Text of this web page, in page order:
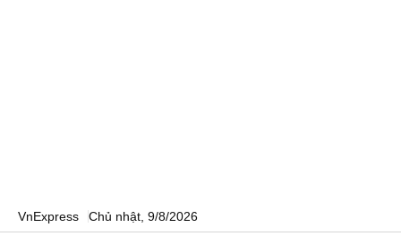
VnExpress Chủ nhật, 9/8/2026